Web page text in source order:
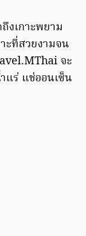
งเกาะพยาม
ะที่สวยงามจน
จะ
แร่ แช่ออนเซ็น